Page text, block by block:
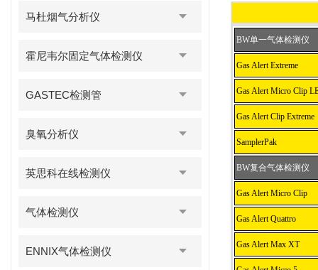
马杜烟气分析仪
霍尼韦尔固定气体检测仪
GASTEC检测管
臭氧分析仪
英思科在线检测仪
气体检测仪
ENNIX气体检测仪
BW单一气体检测仪
Gas Alert Extreme
Gas Alert Micro Clip
Gas Alert Clip Extreme
SamplerPak
BW复合气体检测仪
Gas Alert Micro Clip
Gas Alert Quattro
Gas Alert Max XT